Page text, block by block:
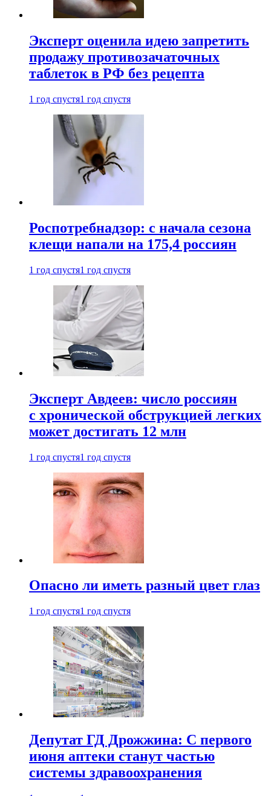
Эксперт оценила идею запретить
продажу противозачаточных
таблеток в РФ без рецепта
1 год спустя1 год спустя
Роспотребнадзор: с начала сезона
клещи напали на 175,4 россиян
1 год спустя1 год спустя
Эксперт Авдеев: число россиян
с хронической обструкцией легких
может достигать 12 млн
1 год спустя1 год спустя
Опасно ли иметь разный цвет глаз
1 год спустя1 год спустя
Депутат ГД Дрожжина: С первого
июня аптеки станут частью
системы здравоохранения